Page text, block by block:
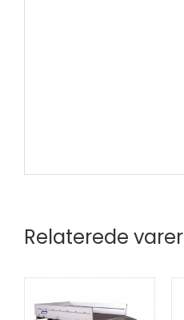
Relaterede varer